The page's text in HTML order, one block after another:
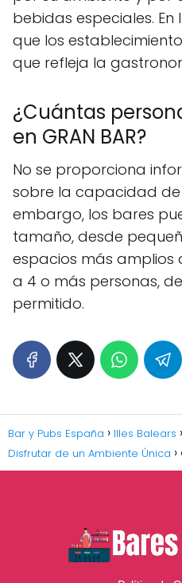
bebidas especiales. En
que los
que refleja la
¿Cuántas
en GRAN BAR?
No se proporciona
sobre la capacidad de
embargo, los bares
tamaño, desde
espacios más
a 4 o más personas,
permitido.
Bar y Pubs España Illes Balears
Disfrutar de un Ambiente Única